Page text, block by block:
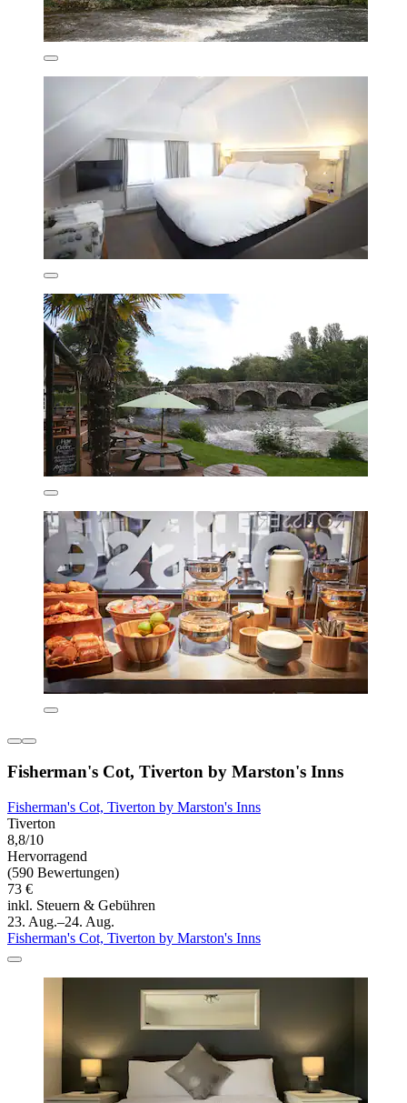
Fisherman's Cot, Tiverton by Marston's Inns
Fisherman's Cot, Tiverton by Marston's Inns
Tiverton
8,8/10
Hervorragend
(590 Bewertungen)
73 €
inkl. Steuern & Gebühren
23. Aug.–24. Aug.
Fisherman's Cot, Tiverton by Marston's Inns